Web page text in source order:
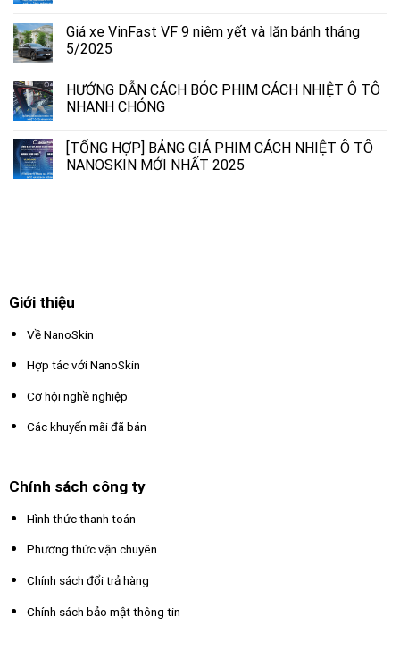
Giá xe VinFast VF 9 niêm yết và lăn bánh tháng
5/2025
HƯỚNG DẪN CÁCH BÓC PHIM CÁCH NHIỆT Ô TÔ
NHANH CHÓNG
[TỔNG HỢP] BẢNG GIÁ PHIM CÁCH NHIỆT Ô TÔ
NANOSKIN MỚI NHẤT 2025
Giới thiệu
Về NanoSkin
Hợp tác với NanoSkin
Cơ hội nghề nghiệp
Các khuyến mãi đã bán
Chính sách công ty
Hình thức thanh toán
Phương thức vận chuyên
Chính sách đổi trả hàng
Chính sách bảo mật thông tin